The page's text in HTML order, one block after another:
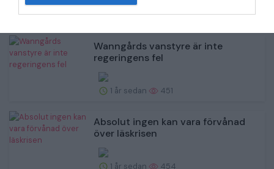
1 år sedan 464
Wanngårds vanstyre är inte
regeringens fel
1 år sedan 451
Absolut ingen kan vara förvånad
över läskrisen
1 år sedan 454